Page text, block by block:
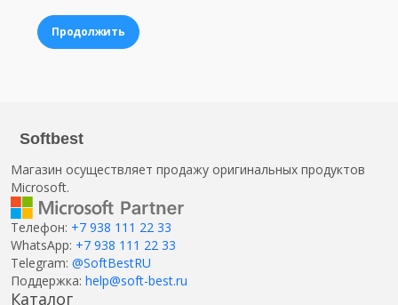
Продолжить
Softbest
Магазин осуществляет продажу оригинальных продуктов
Microsoft.
Телефон: +7 938 111 22 33
WhatsApp: +7 938 111 22 33
Telegram: @SoftBestRU
Поддержка: help@soft-best.ru
Каталог